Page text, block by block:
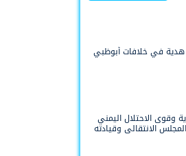
هدية في خلافات أبوظبي
وقوى الاحتلال اليمني
الانتقالي وقيادته